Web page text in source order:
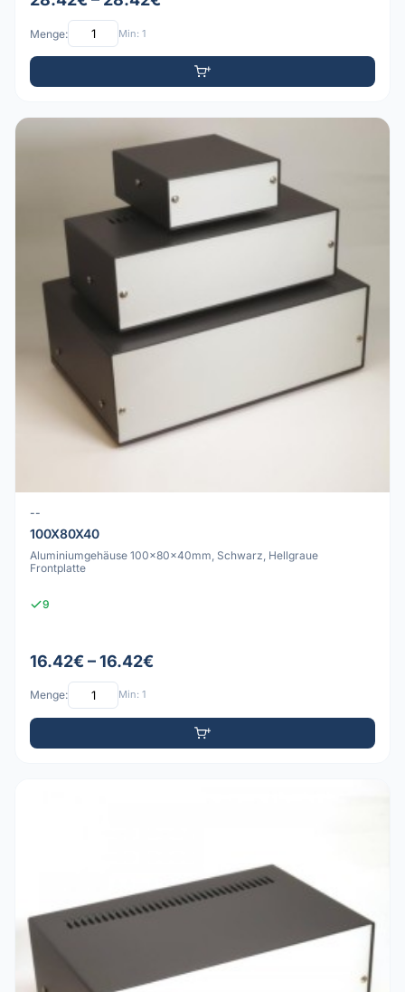
Menge: Min: 1
--
100X80X40
Aluminiumgehäuse 100x80x40mm, Schwarz, Hellgraue
Frontplatte
9
16.42€ – 16.42€
Menge: Min: 1